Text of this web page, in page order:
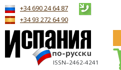
ISSN–2462-4241
+34 690 24 64 87
+34 93 272 64 90